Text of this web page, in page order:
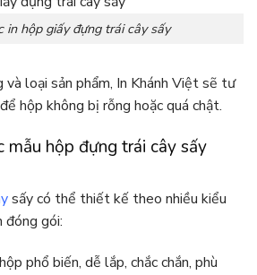
in hộp giấy đựng trái cây sấy
loại sản phẩm, In Khánh Việt sẽ tư
hộp không bị rỗng hoặc quá chật.
mẫu hộp đựng trái cây sấy
sấy có thể thiết kế theo nhiều kiểu
đóng gói:
phổ biến, dễ lắp, chắc chắn, phù